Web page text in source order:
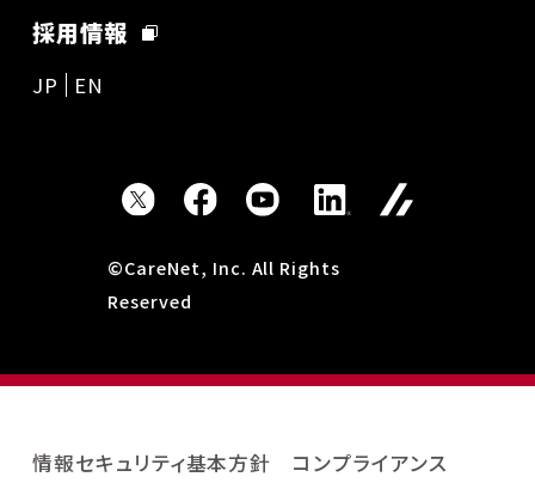
採用情報
JP EN
©CareNet, Inc. All Rights
Reserved
情報セキュリティ基本方針 コンプライアンス